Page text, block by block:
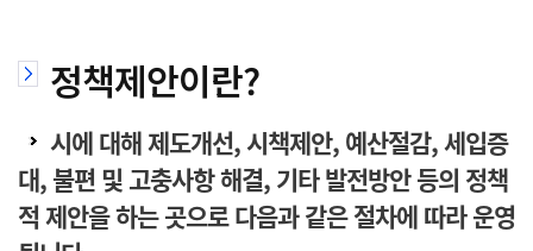
시
홈
정책제안이란?
시에 대해 제도개선, 시책제안, 예산절감, 세입증
대, 불편 및 고충사항 해결, 기타 발전방안 등의 정책
적 제안을 하는 곳으로 다음과 같은 절차에 따라 운영